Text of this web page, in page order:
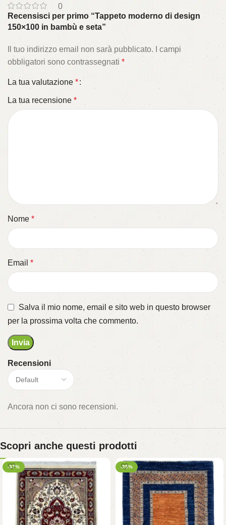
0
Recensioni
Ancora non ci sono recensioni.
Recensisci per primo “Tappeto moderno di design
150×100 in bambù e seta”
Il tuo indirizzo email non sarà pubblicato.
I campi
obbligatori sono contrassegnati *
La tua valutazione*
La tua recensione *
Nome*
Email *
Salva il mio nome, email e sito web in questo browser
per la prossima volta che commento.
Scopri anche questi prodotti
-37% -25%